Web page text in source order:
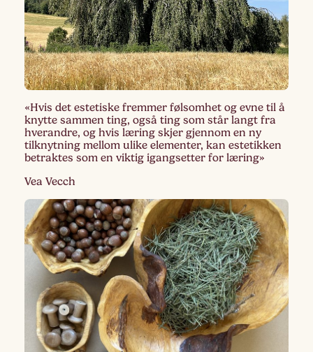
«Hvis det estetiske fremmer følsomhet og evne til å
knytte sammen ting, også ting som står langt fra
hverandre, og hvis læring skjer gjennom en ny
tilknytning mellom ulike elementer, kan estetikken
betraktes som en viktig igangsetter for læring»
Vea Vecch